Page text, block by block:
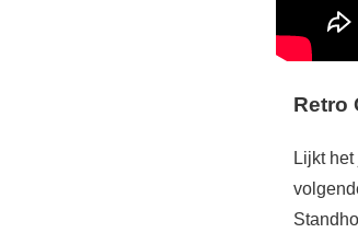
Retro
Lijkt